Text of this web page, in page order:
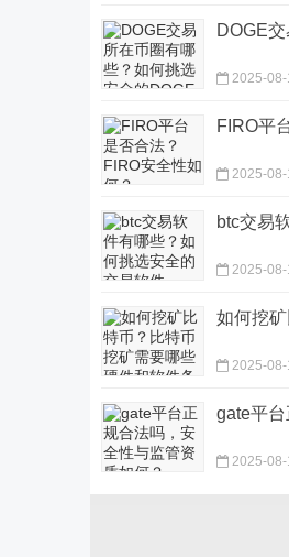
DOGE
2025-08-
‌FIRO平
2025-08-
btc交易
2025-08-
如何挖
2025-08-
gate平
2025-08-